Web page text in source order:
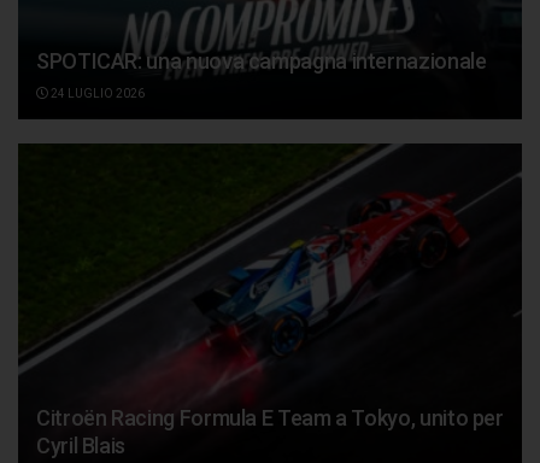
SPOTICAR: una nuova campagna internazionale
24 LUGLIO 2026
Citroën Racing Formula E Team a Tokyo, unito per
Cyril Blais